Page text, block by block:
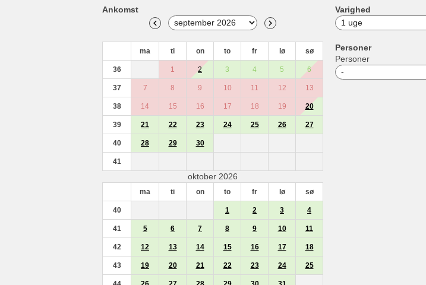
Ankomst
ma ti on to fr lø sø
36 1 2 3 4 5 6
37 7 8 9 10 11 12 13
38 14 15 16 17 18 19 20
39 21 22 23 24 25 26 27
40 28 29 30
41
oktober 2026
ma ti on to fr lø sø
40 1 2 3 4
41 5 6 7 8 9 10 11
42 12 13 14 15 16 17 18
43 19 20 21 22 23 24 25
Varighed
Personer
Personer